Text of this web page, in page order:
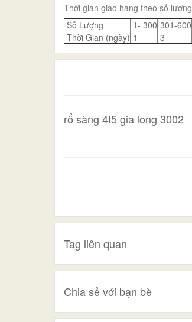
Thời gian giao hàng theo số lượng
Số Lượng
1- 300 301-600
Thời Gian (ngày) 1 3
rổ sàng 4t5 gia long 3002
Tag liên quan
Chia sẻ với bạn bè